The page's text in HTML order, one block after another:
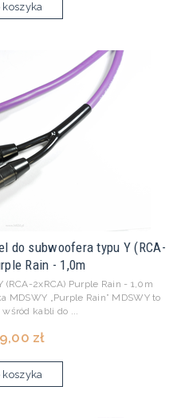
koszyka
do subwoofera typu Y (RCA-
Rain - 1,0m
2xRCA) Purple Rain - 1,0m
MDSWY „Purple Rain” MDSWY to
kabli do ...
zł
koszyka